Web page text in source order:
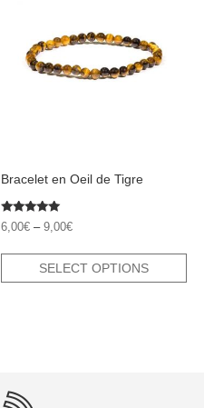
Bracelet en Oeil de Tigre
Rated
5.00
6,00€ – 9,00€
SELECT OPTIONS
variants.
options
page